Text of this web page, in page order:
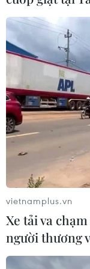
vietnamplus.vn
Xe tải va
người thương